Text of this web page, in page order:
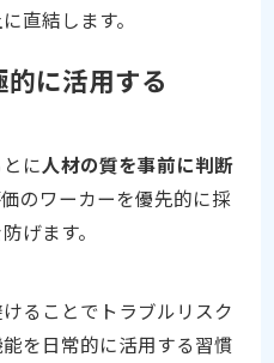
直結します。
に活用する
に人材の質を事前に判断
のワーカーを優先的に採
げます。
ることでトラブルリスク
を日常的に活用する習慣